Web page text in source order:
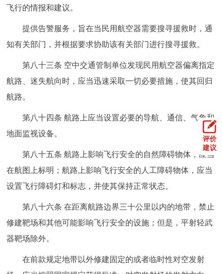
飞行的情报和建议。
提供告警服务，旨在当民用航空器需要搜寻援救时，通
知有关部门，并根据要求协助该有关部门进行搜寻援救。
第八十三条 空中交通管制单位发现民用航空器偏离指定
航路、迷失航向时，应当迅速采取一切必要措施，使其回归
航路。
第八十四条 航路上应当设置必要的导航、通信、气象和
地面监视设备。
第八十五条 航路上影响飞行安全的自然障碍物体，应当
在航图上标明；航路上影响飞行安全的人工障碍物体，应当
设置飞行障碍灯和标志，并使其保持正常状态。
第八十六条 在距离航路边界三十公里以内的地带，禁止
修建靶场和其他可能影响飞行安全的设施；但是，平射轻武
器靶场除外。
在前款规定地带以外修建固定的或者临时性对空发射
评价
建议